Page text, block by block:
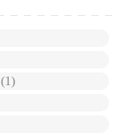
(1)